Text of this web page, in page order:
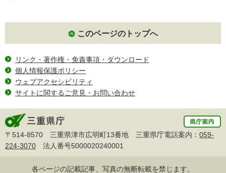
このページのトップへ
リンク・著作権・免責事項・ダウンロード
個人情報保護ポリシー
ウェブアクセシビリティ
サイトに関するご意見・お問い合わせ
〒514-8570 三重県津市広明町13番地 三重県庁電話案内： 059-
224-3070 法人番号5000020240001
各ページの記載記事、写真の無断転載を禁じます。